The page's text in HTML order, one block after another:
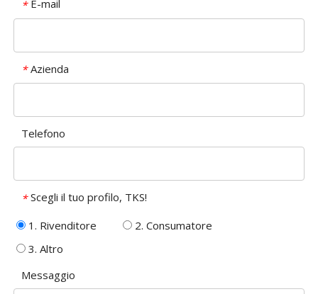
* E-mail
* Azienda
Telefono
* Scegli il tuo profilo, TKS!
1. Rivenditore
2. Consumatore
3. Altro
Messaggio